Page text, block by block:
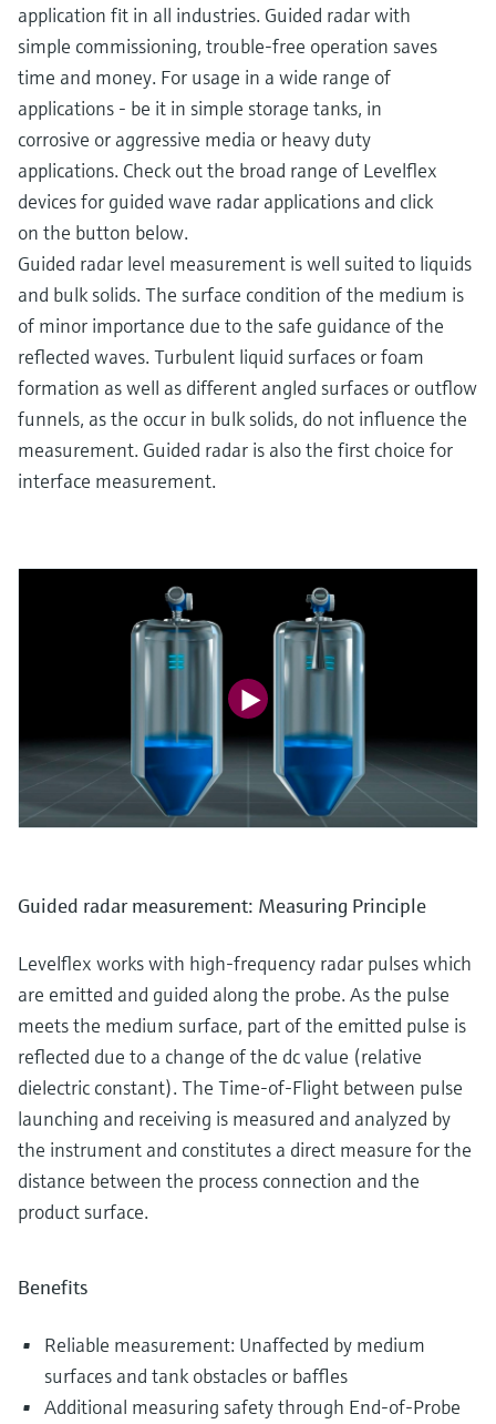
application fit in all industries. Guided radar with
simple commissioning, trouble-free operation saves
time and money. For usage in a wide range of
applications - be it in simple storage tanks, in
corrosive or aggressive media or heavy duty
applications. Check out the broad range of Levelflex
devices for guided wave radar applications and click
on the button below.
Guided radar level measurement is well suited to liquids
and bulk solids. The surface condition of the medium is
of minor importance due to the safe guidance of the
reflected waves. Turbulent liquid surfaces or foam
formation as well as different angled surfaces or outflow
funnels, as the occur in bulk solids, do not influence the
measurement. Guided radar is also the first choice for
interface measurement.
Guided radar measurement: Measuring Principle
Levelflex works with high-frequency radar pulses which
are emitted and guided along the probe. As the pulse
meets the medium surface, part of the emitted pulse is
reflected due to a change of the dc value (relative
dielectric constant). The Time-of-Flight between pulse
launching and receiving is measured and analyzed by
the instrument and constitutes a direct measure for the
distance between the process connection and the
product surface.
Benefits
Reliable measurement: Unaffected by medium
surfaces and tank obstacles or baffles
Additional measuring safety through End-of-Probe